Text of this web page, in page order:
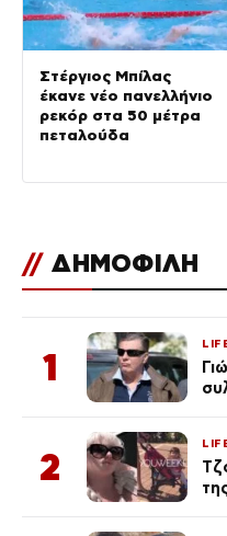
Στέργιος Μπίλας
έκανε νέο πανελλήνιο
ρεκόρ στα 50 μέτρα
πεταλούδα
// ΔΗΜΟΦΙΛΗ
1
2